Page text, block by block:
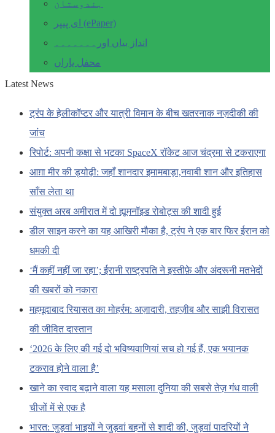
ہندوستان
ای پیپر (ePaper)
انداز بیاں اور۔۔۔۔۔۔۔
محفل یاراں
Latest News
ट्रंप के हेलीकॉप्टर और यात्री विमान के बीच खतरनाक नज़दीकी की
जांच
रिपोर्ट: अपनी कक्षा से भटका SpaceX रॉकेट आज चंद्रमा से टकराएगा
आग़ा मीर की ड्योढ़ी: जहाँ शानदार इमामबाड़ा,नवाबी शान और इतिहास
साँस लेता था
संयुक्त अरब अमीरात में दो ह्यूमनॉइड रोबोट्स की शादी हुई
डील साइन करने का यह आखिरी मौका है, ट्रंप ने एक बार फिर ईरान को
धमकी दी
‘मैं कहीं नहीं जा रहा’; ईरानी राष्ट्रपति ने इस्तीफ़े और अंदरूनी मतभेदों
की खबरों को नकारा
महमूदाबाद रियासत का मोहर्रम: अज़ादारी, तहज़ीब और साझी विरासत
की जीवित दास्तान
‘2026 के लिए की गई दो भविष्यवाणियां सच हो गई हैं, एक भयानक
टकराव होने वाला है’
खाने का स्वाद बढ़ाने वाला यह मसाला दुनिया की सबसे तेज़ गंध वाली
चीज़ों में से एक है
भारत: जुड़वां भाइयों ने जुड़वां बहनों से शादी की, जुड़वां पादरियों ने